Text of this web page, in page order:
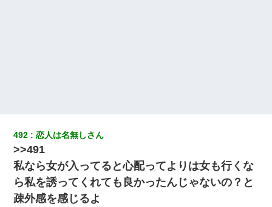
断りした。後日Aの企みを知ってゾッとするやら腹立つやら！
彼女にプロポーズしてOK貰った俺、告げられた結婚条件にブチ切
492 恋人は名無しさん
>>491
私なら女が入ってると心配ってよりは女も行くな
ら私を誘ってくれても良かったんじゃないの？と
疎外感を感じるよ